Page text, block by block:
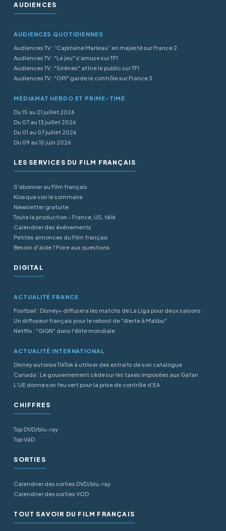
AUDIENCES
AUDIENCES QUOTIDIENNES
Audiences TV : “Capitaine Marleau” en majesté sur France 2
Audiences TV : "Le jeu" s'amuse sur TF1
Audiences TV : "Sirènes" attire le public sur TF1
Audiences TV : "OPJ" garde le contrôle sur France 3
MÉDIAMAT HEBDO ET PRIME-TIME
Du 15 au 21 juillet 2026
Du 07 au 13 juillet 2026
Du 01 au 07 juillet 2026
Du 09 au 15 juin 2026
LES SERVICES DU FILM FRANÇAIS
S'abonner au Film français
Kiosque voir le sommaire
Newsletter gratuite
Toute la production - France, US, télé
Calendrier des événements
Petites annonces du Film français
Besoin d'aide ? Foire aux questions
DIGITAL
ACTUALITÉ FRANCE
Football : Disney+ diffusera les matchs de La Liga pour deux saisons
Un diffuseur français pour le reboot de "Alerte à Malibu"
Netflix : "GIGN" dans l'élite mondiale
ACTUALITÉ INTERNATIONAL
Disney autorise TikTok à utiliser des extraits de son catalogue
Canada : Le gouvernement cède sur les taxes imposées aux Gafan
L’UE donne son feu vert pour la prise de contrôle d’EA
CHIFFRES
Top DVD/blu-ray
Top VàD
SORTIES
Calendrier des sorties DVD/blu-ray
Calendrier des sorties VOD
TOUT SAVOIR DU FILM FRANÇAIS